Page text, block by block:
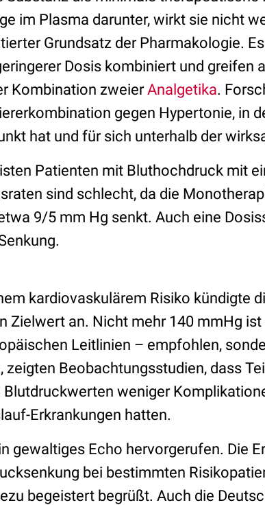
im Plasma darunter, wirkt sie nicht
Grundsatz der Pharmakologie.
Dosis kombiniert und greifen
Kombination zweierAnalgetika.
gegen Hypertonie, in
hat und für sich unterhalb der
Patienten mit Bluthochdruck mit
sind schlecht, da die
9/5 mm Hg senkt. Auch eine
kardiovaskulärem Risiko kündigte
Zielwert an. Nicht mehr 140 mmHg
Leitlinien – empfohlen,
zeigten Beobachtungsstudien, dass
weniger
Erkrankungen hatten.
gewaltiges Echo hervorgerufen. Die
bei bestimmten
begeistert begrüßt. Auch die